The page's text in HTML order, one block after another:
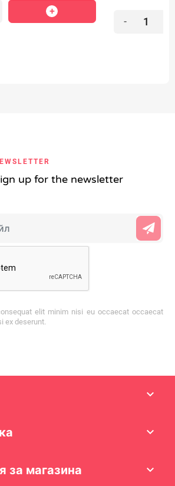
-
up for the newsletter
elit minim nisi eu occaecat occaecat
ex deserunt.


за магазина 